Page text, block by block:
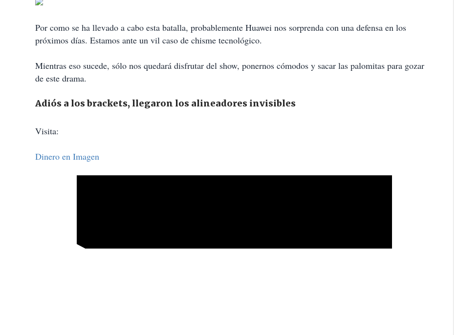
Por como se ha llevado a cabo esta batalla, probablemente Huawei nos sorprenda con una defensa en los
próximos días. Estamos ante un vil caso de chisme tecnológico.
Mientras eso sucede, sólo nos quedará disfrutar del show, ponernos cómodos y sacar las palomitas para gozar
de este drama.
Adiós a los brackets, llegaron los alineadores invisibles
Visita:
Dinero en Imagen